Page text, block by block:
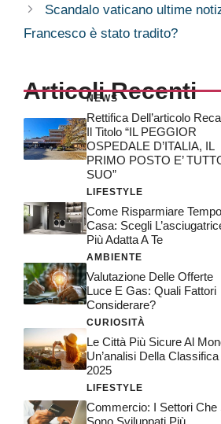
Scandalo vaticano ultime
Francesco è stato tradito?
Articoli Recenti
NEWS
Rettifica Dell’articolo
Il Titolo “IL PEGGIOR
OSPEDALE D’ITALIA, IL
PRIMO POSTO E’
SUO”
LIFESTYLE
Come Risparmiare
Casa: Scegli
Più Adatta A Te
AMBIENTE
Valutazione Delle Offerte
Luce E Gas: Quali Fattori
Considerare?
CURIOSITÀ
Le Città Più Sicure Al
Un’analisi Della Classifica
2025
LIFESTYLE
Commercio: I Settori Che